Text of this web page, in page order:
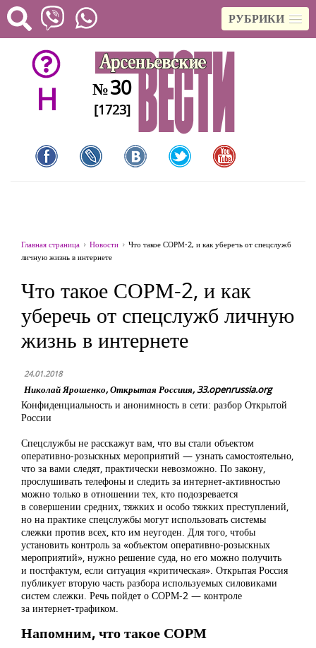
РУБРИКИ
H №30
[1723]
Главная страница Новости
Что такое СОРМ-2, и как уберечь от спецслужб
личную жизнь в интернете
Что такое СОРМ-2, и как
уберечь от спецслужб личную
жизнь в интернете
24.01.2018
Николай Ярошенко, Открытая Россиия, 33.openrussia.org
Конфиденциальность и анонимность в сети: разбор Открытой
России
Спецслужбы не расскажут вам, что вы стали объектом
оперативно-розыскных мероприятий — узнать самостоятельно,
что за вами следят, практически невозможно. По закону,
прослушивать телефоны и следить за интернет-активностью
можно только в отношении тех, кто подозревается
в совершении средних, тяжких и особо тяжких преступлений,
но на практике спецслужбы могут использовать системы
слежки против всех, кто им неугоден. Для того, чтобы
установить контроль за «объектом оперативно-розыскных
мероприятий», нужно решение суда, но его можно получить
и постфактум, если ситуация «критическая». Открытая Россия
публикует вторую часть разбора используемых силовиками
систем слежки. Речь пойдет о СОРМ-2 — контроле
за интернет-трафиком.
Напомним, что такое СОРМ